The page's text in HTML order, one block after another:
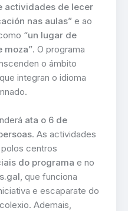
actividades de lecer
nas aulas” e ao
“un lugar de
moza”. O programa
o ámbito
integran o idioma
ata o 6 de
. As actividades
centros
do programa e no
, que funciona
e escaparate do
Ademais,